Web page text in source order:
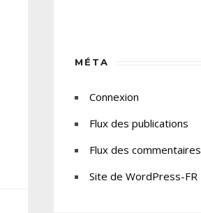
MÉTA
Connexion
Flux des publications
Flux des commentaires
Site de WordPress-FR